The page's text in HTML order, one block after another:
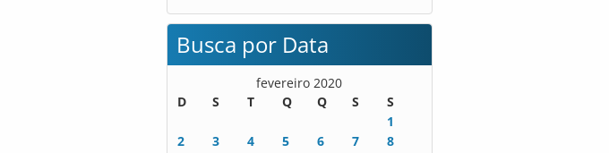
Busca por Data
fevereiro 2020
D
S T Q Q S
S
1
2
3 4 5 6 7
8